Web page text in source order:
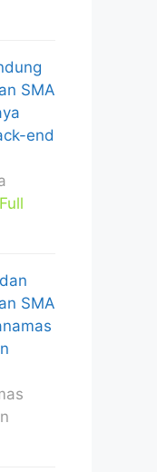
SMA
end
Full
SMA